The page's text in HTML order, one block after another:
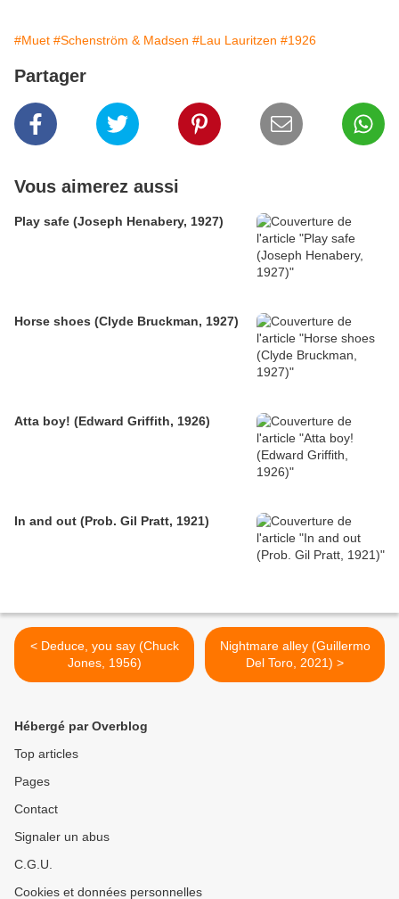
#Muet #Schenström & Madsen #Lau Lauritzen #1926
Partager
Vous aimerez aussi
Play safe (Joseph Henabery, 1927)
Horse shoes (Clyde Bruckman, 1927)
Atta boy! (Edward Griffith, 1926)
In and out (Prob. Gil Pratt, 1921)
< Deduce, you say (Chuck
Jones, 1956)
Nightmare alley (Guillermo
Del Toro, 2021) >
Hébergé par Overblog
Top articles
Pages
Contact
Signaler un abus
C.G.U.
Cookies et données personnelles